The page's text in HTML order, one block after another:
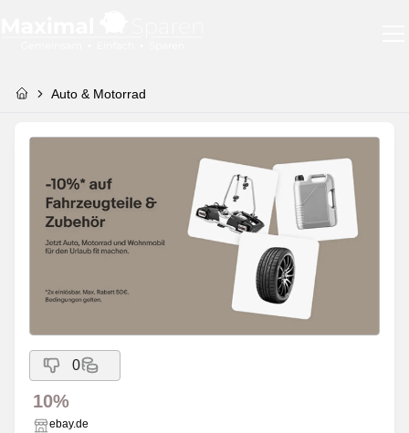
Auto & Motorrad
0
10%
ebay.de